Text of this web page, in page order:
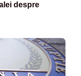
despre